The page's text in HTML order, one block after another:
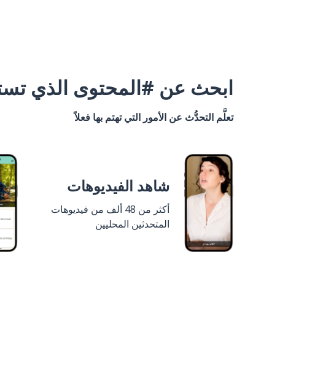
ابحث عن #المحتوى الذي
تعلَّم التحدُّث عن الأمور التي تهتم بها فعلاً
شاهد الفيديوهات
أكثر من 48 ألف من فيديوهات
المتحدثين المحليين